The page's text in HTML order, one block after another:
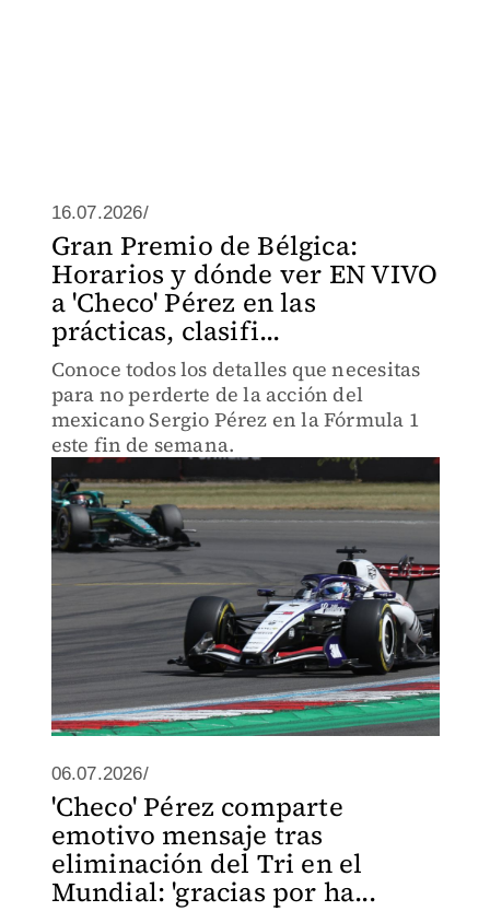
16.07.2026/
Gran Premio de Bélgica:
Horarios y dónde ver EN VIVO
a 'Checo' Pérez en las
prácticas, clasifi...
Conoce todos los detalles que necesitas
para no perderte de la acción del
mexicano Sergio Pérez en la Fórmula 1
este fin de semana.
06.07.2026/
'Checo' Pérez comparte
emotivo mensaje tras
eliminación del Tri en el
Mundial: 'gracias por ha...